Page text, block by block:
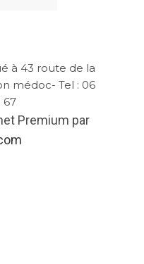
à 43 route de la
médoc- Tel : 06
67
Premium par